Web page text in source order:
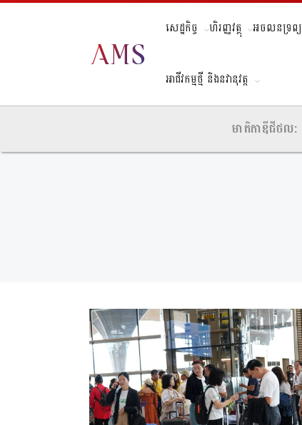
សេដ្ឋកិច្ច ហិរញ្ញវត្ថុ អចលនទ្រព្យ
អាជីវកម្មថ្មី និងនវានុវត្ត
មាតិកាឌីជីថល: